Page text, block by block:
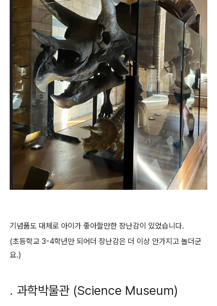
기념품도 대체로 아이가 좋아할만한 장난감이 있었습니다.
(초등학교 3-4학년만 되어더 장난감은 더 이상 안가지고 놀더군
요.)
. 과학박물관 (Science Museum)